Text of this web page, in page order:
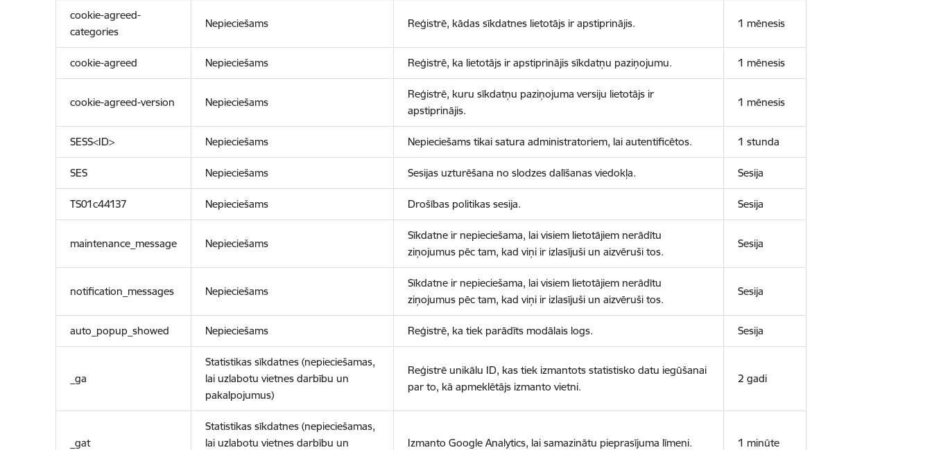
cookie-agreed-
categories
Nepieciešams Reģistrē, kādas sīkdatnes lietotājs ir apstiprinājis. 1 mēnesis
cookie-agreed Nepieciešams Reģistrē, ka lietotājs ir apstiprinājis sīkdatņu paziņojumu. 1 mēnesis
cookie-agreed-version Nepieciešams
Reģistrē, kuru sīkdatņu paziņojuma versiju lietotājs ir
apstiprinājis.
1 mēnesis
SESS<ID> Nepieciešams Nepieciešams tikai satura administratoriem, lai autentificētos. 1 stunda
SES Nepieciešams Sesijas uzturēšana no slodzes dalīšanas viedokļa. Sesija
TS01c44137 Nepieciešams Drošības politikas sesija. Sesija
maintenance_message Nepieciešams
Sīkdatne ir nepieciešama, lai visiem lietotājiem nerādītu
ziņojumus pēc tam, kad viņi ir izlasījuši un aizvēruši tos.
Sesija
notification_messages Nepieciešams
Sīkdatne ir nepieciešama, lai visiem lietotājiem nerādītu
ziņojumus pēc tam, kad viņi ir izlasījuši un aizvēruši tos.
Sesija
auto_popup_showed Nepieciešams Reģistrē, ka tiek parādīts modālais logs. Sesija
_ga
Statistikas sīkdatnes (nepieciešamas,
lai uzlabotu vietnes darbību un
pakalpojumus)
Reģistrē unikālu ID, kas tiek izmantots statistisko datu iegūšanai
par to, kā apmeklētājs izmanto vietni.
2 gadi
_gat
Statistikas sīkdatnes (nepieciešamas,
lai uzlabotu vietnes darbību un
Izmanto Google Analytics, lai samazinātu pieprasījuma līmeni. 1 minūte